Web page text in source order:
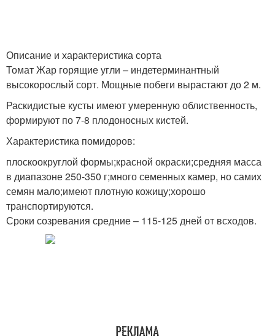
Описание и характеристика сорта
Томат Жар горящие угли – индетерминантный
высокорослый сорт. Мощные побеги вырастают до 2 м.
Раскидистые кусты имеют умеренную облиственность,
формируют по 7-8 плодоносных кистей.
Характеристика помидоров:
плоскоокруглой формы;красной окраски;средняя масса
в диапазоне 250-350 г;много семенных камер, но самих
семян мало;имеют плотную кожицу;хорошо
транспортируются.
Сроки созревания средние – 115-125 дней от всходов.